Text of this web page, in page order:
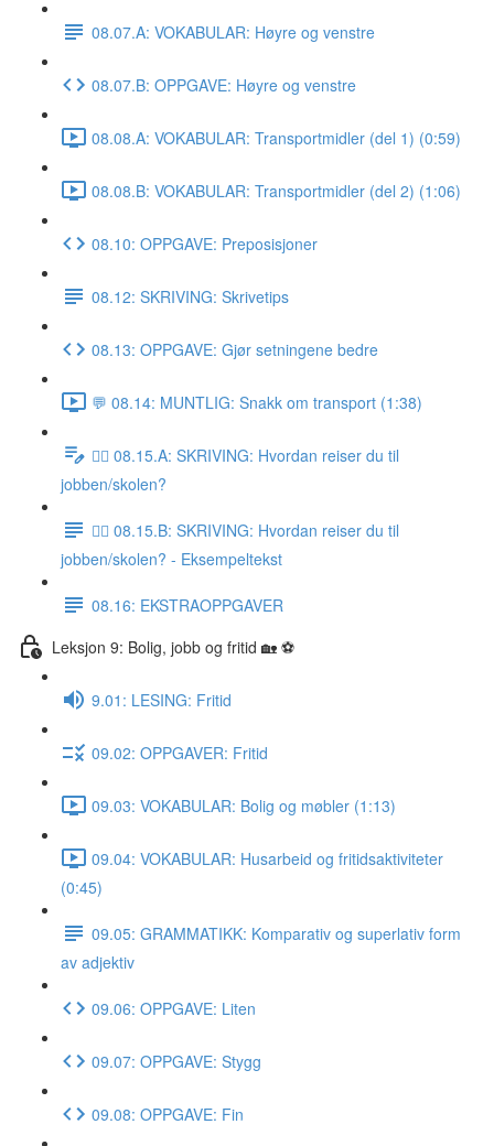
08.07.A: VOKABULAR: Høyre og venstre
08.07.B: OPPGAVE: Høyre og venstre
08.08.A: VOKABULAR: Transportmidler (del 1) (0:59)
08.08.B: VOKABULAR: Transportmidler (del 2) (1:06)
08.10: OPPGAVE: Preposisjoner
08.12: SKRIVING: Skrivetips
08.13: OPPGAVE: Gjør setningene bedre
💬 08.14: MUNTLIG: Snakk om transport (1:38)
✍🏼 08.15.A: SKRIVING: Hvordan reiser du til
jobben/skolen?
✍🏼 08.15.B: SKRIVING: Hvordan reiser du til
jobben/skolen? - Eksempeltekst
08.16: EKSTRAOPPGAVER
Leksjon 9: Bolig, jobb og fritid 🏡 ⚽️
9.01: LESING: Fritid
09.02: OPPGAVER: Fritid
09.03: VOKABULAR: Bolig og møbler (1:13)
09.04: VOKABULAR: Husarbeid og fritidsaktiviteter
(0:45)
09.05: GRAMMATIKK: Komparativ og superlativ form
av adjektiv
09.06: OPPGAVE: Liten
09.07: OPPGAVE: Stygg
09.08: OPPGAVE: Fin